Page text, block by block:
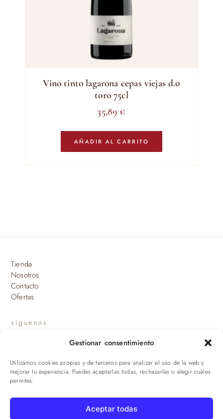
Gestionar consentimiento
Utilizamos cookies propias y de terceros para analizar el uso de la web y
mejorar tu experiencia. Puedes aceptarlas todas, rechazarlas o elegir cuáles
permites.
Aceptar todas
Vino tinto lagarona cepas viejas d.o
toro 75cl
35,89 €
AÑADIR AL CARRITO
Tienda
Nosotros
Contacto
Ofertas
síguenos
suscríbete a nuestras novedades